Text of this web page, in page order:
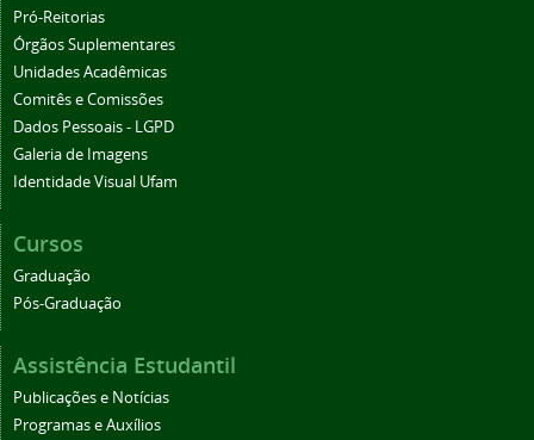
Pró-Reitorias
Órgãos Suplementares
Unidades Acadêmicas
Comitês e Comissões
Dados Pessoais - LGPD
Galeria de Imagens
Identidade Visual Ufam
Cursos
Graduação
Pós-Graduação
Assistência Estudantil
Publicações e Notícias
Programas e Auxílios